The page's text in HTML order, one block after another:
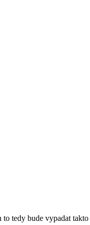
tedy bude vypadat takto